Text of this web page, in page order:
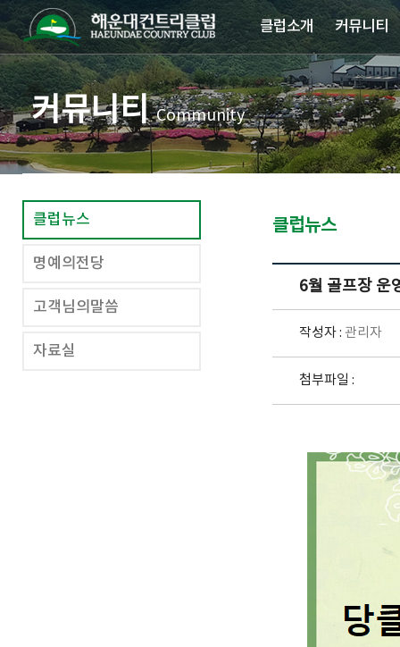
클럽소개 커뮤니티
커뮤니티Community
클럽뉴스
명예의전당
고객님의말씀
자료실
클럽뉴스
6월 골프장 운
작성자 : 관리자
첨부파일 :